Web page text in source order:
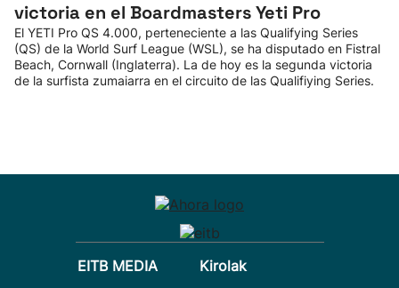
victoria en el Boardmasters Yeti Pro
El YETI Pro QS 4.000, perteneciente a las Qualifying Series
(QS) de la World Surf League (WSL), se ha disputado en Fistral
Beach, Cornwall (Inglaterra). La de hoy es la segunda victoria
de la surfista zumaiarra en el circuito de las Qualifiying Series.
EITB MEDIA
Kirolak